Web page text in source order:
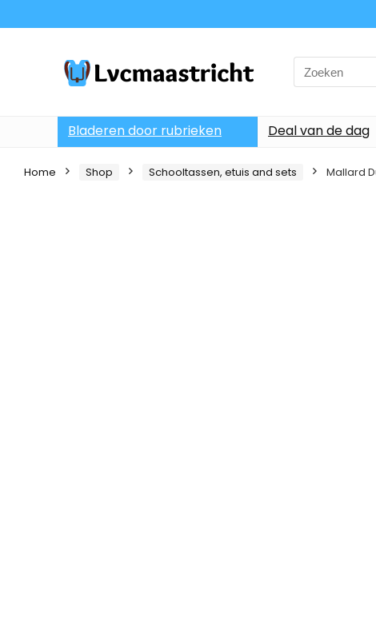
Search
for:
Bladeren door rubrieken Deal van de dag
Home Shop Schooltassen, etuis and sets Mallard